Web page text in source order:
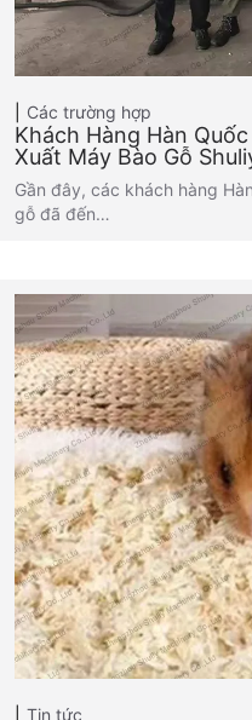
Các trường hợp
Khách Hàng Hàn
Xuất Máy Bào Gỗ
Gần đây, các khách hàng
gỗ đã đến…
Tin tức